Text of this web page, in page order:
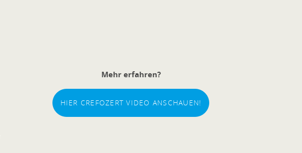
Mehr erfahren?
HIER CREFOZERT VIDEO ANSCHAUEN!